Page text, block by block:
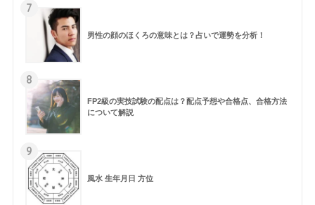
7
男性の顔のほくろの意味とは？占いで運勢を分析！
8
FP2級の実技試験の配点は？配点予想や合格点、合格方法
について解説
9
風水 生年月日 方位